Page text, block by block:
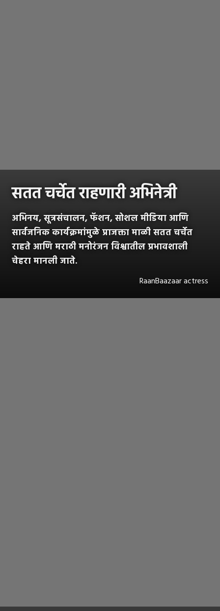
सतत चर्चेत राहणारी अभिनेत्री
अभिनय, सूत्रसंचालन, फॅशन, सोशल मीडिया आणि
सार्वजनिक कार्यक्रमांमुळे प्राजक्ता माळी सतत चर्चेत
राहते आणि मराठी मनोरंजन विश्वातील प्रभावशाली
चेहरा मानली जाते.
RaanBaazaar actress